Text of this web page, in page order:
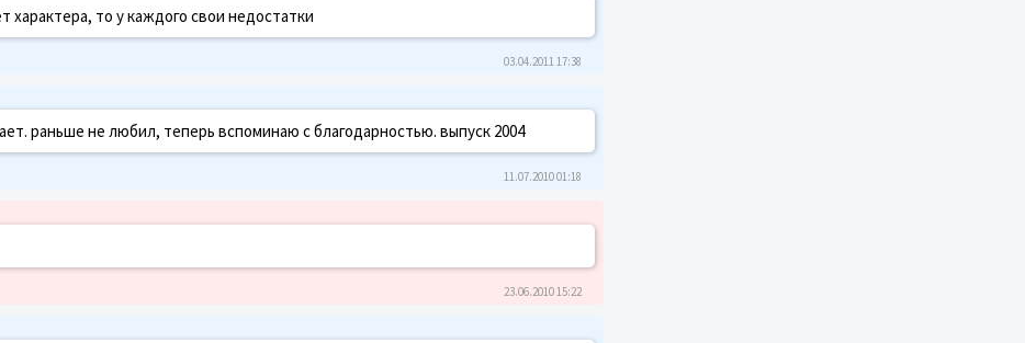
характера, то у каждого свои недостатки
03.04.2011 17:38
раньше не любил, теперь вспоминаю с благодарностью. выпуск 2004
11.07.2010 01:18
23.06.2010 15:22